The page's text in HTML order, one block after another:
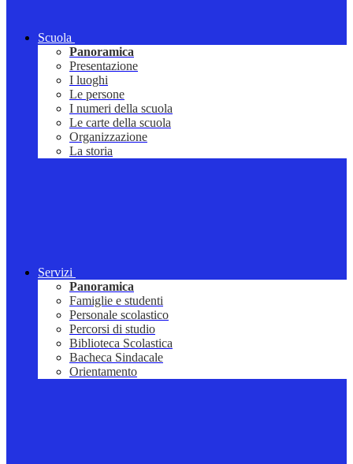
Scuola
Panoramica
Presentazione
I luoghi
Le persone
I numeri della scuola
Le carte della scuola
Organizzazione
La storia
Servizi
Panoramica
Famiglie e studenti
Personale scolastico
Percorsi di studio
Biblioteca Scolastica
Bacheca Sindacale
Orientamento